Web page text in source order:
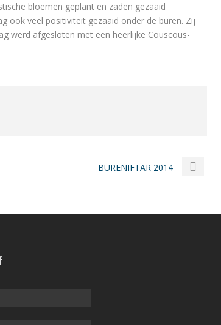
bloemen geplant en zaden gezaaid
ook veel positiviteit gezaaid onder de buren. Zij
werd afgesloten met een heerlijke Couscous-
BURENIFTAR 2014